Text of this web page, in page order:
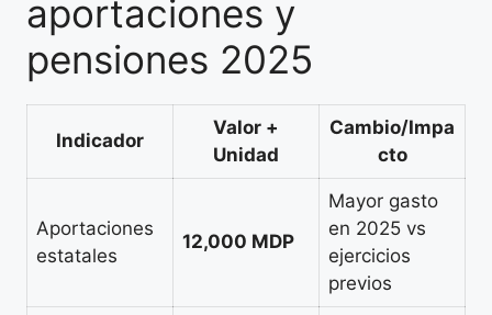
aportaciones y
pensiones 2025
Indicador
Valor +
Unidad
Cambio/Impa
cto
Aportaciones
estatales
12,000 MDP
Mayor gasto
en 2025 vs
ejercicios
previos